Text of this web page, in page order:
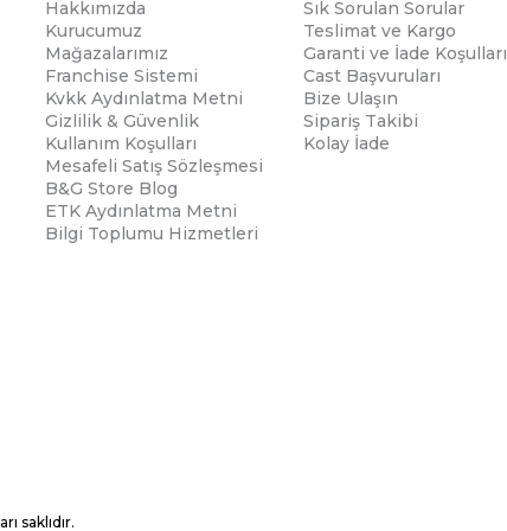
Hakkımızda
Kurucumuz
Mağazalarımız
Franchise Sistemi
Kvkk Aydınlatma Metni
Gizlilik & Güvenlik
Kullanım Koşulları
Mesafeli Satış Sözleşmesi
B&G Store Blog
ETK Aydınlatma Metni
Bilgi Toplumu Hizmetleri
Sık Sorulan Sorular
Teslimat ve Kargo
Garanti ve İade Koşulları
Cast Başvuruları
Bize Ulaşın
Sipariş Takibi
Kolay İade
saklıdır.